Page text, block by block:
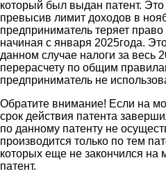
который был выдан патент. Это
превысив лимит доходов в
предприниматель теряет
начиная с января 2025года.
данном случае налоги за весь
перерасчету по общим
предприниматель не
Обратите внимание! Если на
срок действия патента
по данному патенту не
производится только по тем
которых еще не закончился на
патент.